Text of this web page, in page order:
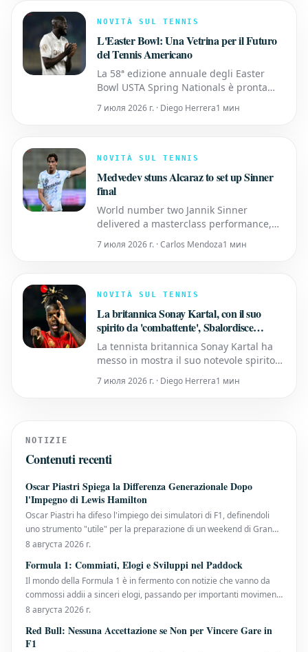
capacity for the next few months to
NOVITÀ SUL TENNIS
L'Easter Bowl: Una Vetrina per il Futuro
del Tennis Americano
La 58ª edizione annuale degli Easter
Bowl USTA Spring Nationals è pronta
ancora una volta a mettere in luce i
talenti emergenti del tennis americano.
rinomato Indian Wells Tennis Garden,
7 июля 2026 г. · Diego Herrera1 мин
NOVITÀ SUL TENNIS
Medvedev stuns Alcaraz to set up Sinner
final
World number two Jannik Sinner
delivered a masterclass performance,
defeating Alexander Zverev 6-2, 6-4 to
secure his place in his first-ever Indian
Alcaraz's impressive winning streak.
7 июля 2026 г. · Carlos Mendoza1 мин
NOVITÀ SUL TENNIS
La britannica Sonay Kartal, con il suo
spirito da 'combattente', Sbalordisce
Madison Keys a Indian Wells
La tennista britannica Sonay Kartal ha
messo in mostra il suo notevole spirito
da 'combattente', ottenendo una
sorprendente vittoria contro l'ex
7 июля 2026 г. · Diego Herrera1 мин
NOTIZIE
Contenuti recenti
Oscar Piastri Spiega la Differenza Generazionale Dopo
l'Impegno di Lewis Hamilton
Oscar Piastri ha difeso l'impiego dei simulatori di F1, definendoli
uno strumento "utile" per la preparazione di un weekend di Gran
Premio. Il suo commento arriva dopo che Lewis Hamilton, all'inizio
utilizzato il simulatore,
8 августа 2026 г.
Formula 1: Commiati, Elogi e Sviluppi nel Paddock
Il mondo della Formula 1 è in fermento con notizie che vanno da
commossi addii a sinceri elogi, passando per importanti movimenti
all'interno dei team. Gwen Lagrue Saluta la Mercedes Dopo un
piloti presso la Mercedes, h
8 августа 2026 г.
Red Bull: Nessuna Accettazione se Non per Vincere Gare in
F1